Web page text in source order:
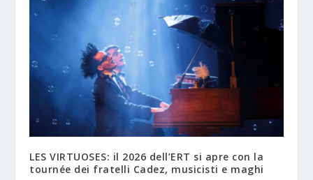
LES VIRTUOSES: il 2026 dell’ERT si apre con la
tournée dei fratelli Cadez, musicisti e maghi